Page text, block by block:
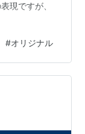
現ですが、
#オリジナル